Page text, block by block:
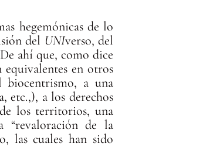
hegemónicas de lo
del UNIverso, del
ahí que, como dice
en otros
biocentrismo, a una
etc.,), a los derechos
los territorios, una
“revaloración de la
las cuales han sido